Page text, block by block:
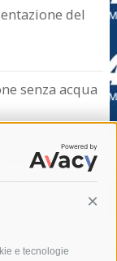
e tecnologie
del
senza acqua